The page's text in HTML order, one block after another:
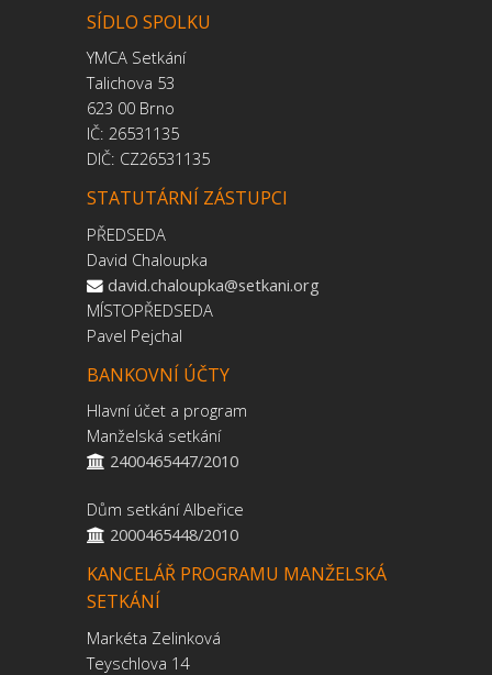
SÍDLO SPOLKU
YMCA Setkání
Talichova 53
623 00 Brno
IČ: 26531135
DIČ: CZ26531135
STATUTÁRNÍ ZÁSTUPCI
PŘEDSEDA
David Chaloupka
david.chaloupka@setkani.org
MÍSTOPŘEDSEDA
Pavel Pejchal
BANKOVNÍ ÚČTY
Hlavní účet a program
Manželská setkání
2400465447/2010
Dům setkání Albeřice
2000465448/2010
KANCELÁŘ PROGRAMU MANŽELSKÁ
SETKÁNÍ
Markéta Zelinková
Teyschlova 14